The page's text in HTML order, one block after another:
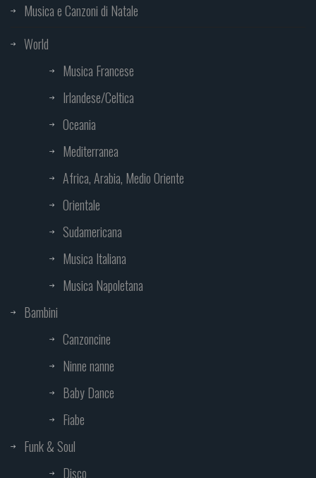
Musica e Canzoni di Natale
World
Musica Francese
Irlandese/Celtica
Oceania
Mediterranea
Africa, Arabia, Medio Oriente
Orientale
Sudamericana
Musica Italiana
Musica Napoletana
Bambini
Canzoncine
Ninne nanne
Baby Dance
Fiabe
Funk & Soul
Disco